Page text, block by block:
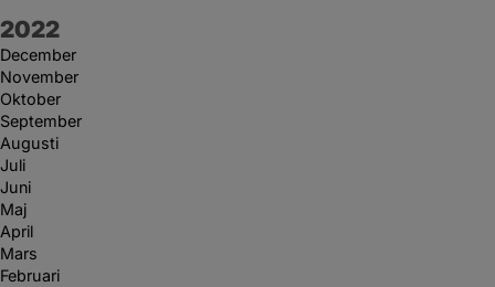
År:
2022
December
November
Oktober
September
Augusti
Juli
Juni
Maj
April
Mars
Februari